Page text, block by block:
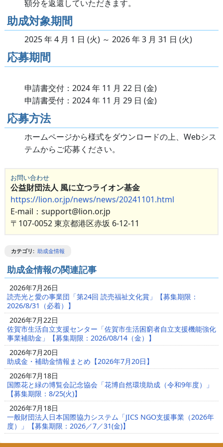
額分を返還していただきます。
助成対象期間
2025 年 4 月 1 日 (火) ～ 2026 年 3 月 31 日 (火)
応募期間
申請書交付：2024 年 11 月 22 日 (金)
申請書受付：2024 年 11 月 29 日 (金)
応募方法
ホームページから様式をダウンロードの上、Webシス
テムからご応募ください。
お問い合わせ
公益財団法人 風に立つライオン基金
https://lion.or.jp/news/news/20241101.html
E-mail：support@lion.or.jp
〒107-0052 東京都港区赤坂 6-12-11
カテゴリ: 助成金情報
助成金情報の関連記事
2026年7月26日
読売光と愛の事業団「第24回 読売福祉文化賞」【募集期限：
2026/8/31（必着）】
2026年7月22日
佐賀市生活自立支援センター「佐賀市生活困窮者自立支援機能強化
事業補助金」【募集期限：2026/08/14（金）】
2026年7月20日
助成金・補助金情報まとめ【2026年7月20日】
2026年7月18日
国際花と緑の博覧会記念協会「花博自然環境助成（令和9年度）」
【募集期限：8/25(火)】
2026年7月18日
一般財団法人日本国際協力システム「JICS NGO支援事業（2026年
度）」【募集期限：2026／7／31(金)】